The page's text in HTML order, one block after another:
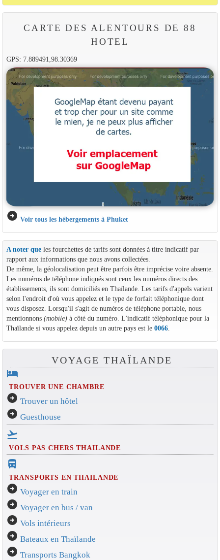
CARTE DES ALENTOURS DE 88
HOTEL
GPS: 7.889491,98.30369
arrow_circle_right Voir tous les hébergements à Phuket
A noter queles fourchettes de tarifs sont données à titre indicatif par
rapport aux informations que nous avons collectées.
De même, la géolocalisation peut être parfois être imprécise voire absente.
Les numéros de téléphone indiqués sont ceux les numéros directs des
établissements, ils sont domiciliés en Thaïlande. Les tarifs d'appels varient
selon l'endroit d'où vous appelez et le type de forfait téléphonique dont
vous disposez. Lorsqu'il s'agit de numéros de téléphone portable, nous
mentionnons (mobile)à côté du numéro. L'indicatif téléphonique pour la
Thaïlande si vous appelez depuis un autre pays est le 0066.
VOYAGE THAÏLANDE
hotel
TROUVER UNE CHAMBRE
arrow_circle_right Trouver un hôtel
arrow_circle_right Guesthouse
flight_takeoff
VOLS PAS CHERS THAILANDE
directions_bus_filled
TRANSPORTS EN THAILANDE
arrow_circle_right Voyager en train
arrow_circle_right Voyager en bus / van
arrow_circle_right Vols intérieurs
arrow_circle_right Bateaux en Thaïlande
arrow_circle_right Transports Bangkok